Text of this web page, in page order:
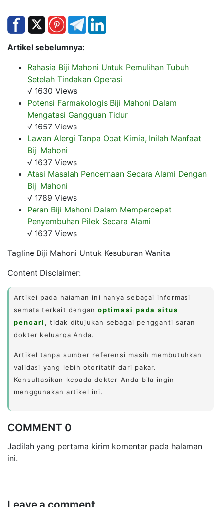
Artikel sebelumnya:
Rahasia Biji Mahoni Untuk Pemulihan Tubuh
Setelah Tindakan Operasi
√ 1630 Views
Potensi Farmakologis Biji Mahoni Dalam
Mengatasi Gangguan Tidur
√ 1657 Views
Lawan Alergi Tanpa Obat Kimia, Inilah Manfaat
Biji Mahoni
√ 1637 Views
Atasi Masalah Pencernaan Secara Alami Dengan
Biji Mahoni
√ 1789 Views
Peran Biji Mahoni Dalam Mempercepat
Penyembuhan Pilek Secara Alami
√ 1637 Views
Tagline Biji Mahoni Untuk Kesuburan Wanita
Content Disclaimer:
Artikel pada halaman ini hanya sebagai informasi
semata terkait denganoptimasi pada situs
pencari , tidak ditujukan sebagai pengganti saran
dokter keluarga Anda.
Artikel tanpa sumber referensi masih membutuhkan
validasi yang lebih otoritatif dari pakar.
Konsultasikan kepada dokter Anda bila ingin
menggunakan artikel ini.
COMMENT 0
Jadilah yang pertama kirim komentar pada halaman
ini.
Leave a comment